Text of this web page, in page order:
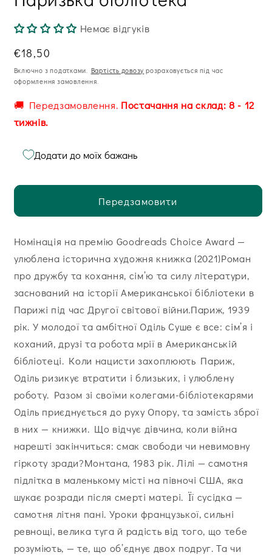
модальному
вікні
Немає відгуків
Звична
ціна
€18,50
Включно з податками. Вартість довозу розраховується під час
оформлення замовлення.
🚚 Передзамовлення. Постачання на склад: 8 - 12
тижнів.
Додати до моїх бажань
Передзамовити
Номінація на премію Goodreads Choice Award —
улюблена історична художня книжка (2021)Роман
про дружбу та кохання, сім’ю та силу літератури,
заснований на історії Американської бібліотеки в
Парижі під час Другої світової війни.Париж, 1939
рік. У молодої та амбітної Оділь Суше є все: сім’я і
коханий, друзі та робота мрії в Американській
бібліотеці. Коли нацисти захоплюють Париж,
Оділь ризикує втратити і близьких, і улюблену
роботу. Разом зі своїми колегами-бібліотекарями
Оділь приєднується до руху Опору, та замість зброї
в них — книжки. Що відчує дівчина, коли війна
нарешті закінчиться: смак свободи чи невимовну
гіркоту зради?Монтана, 1983 рік. Лілі — самотня
підлітка в маленькому місті на півночі США, яка
шукає розради після смерті матері. Її сусідка —
самотня літня пані. Уроки французької, сильні
ревнощі, велика туга й радість від того, що тебе
розуміють, — те, що об’єднує двох подруг. Та чи